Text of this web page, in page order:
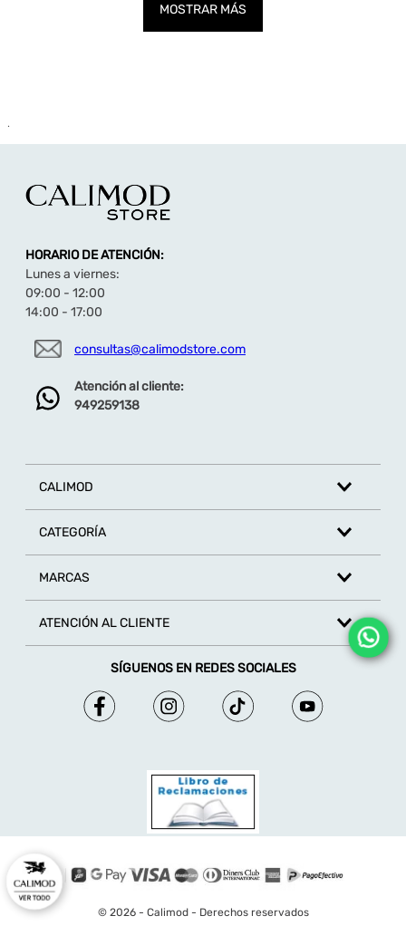
.
MOSTRAR MÁS
HORARIO DE ATENCIÓN:
Lunes a viernes:
09:00 - 12:00
14:00 - 17:00
consultas@calimodstore.com
Atención al cliente:
949259138
CALIMOD
CATEGORÍA
MARCAS
ATENCIÓN AL CLIENTE
SÍGUENOS EN REDES SOCIALES
© 2026 - Calimod - Derechos reservados